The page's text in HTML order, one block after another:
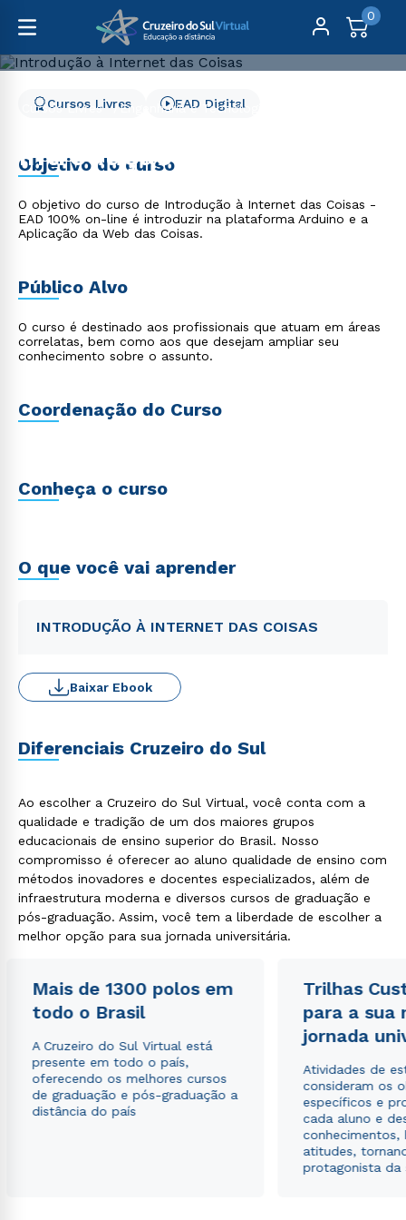
0
Cursos Livres
Engenharia e Tecnologia
Introdução à Internet das
Coisas
Cursos Livres EAD Digital
Objetivo do curso
O objetivo do curso de Introdução à Internet das Coisas -
EAD 100% on-line é introduzir na plataforma Arduino e a
Aplicação da Web das Coisas.
Público Alvo
O curso é destinado aos profissionais que atuam em áreas
correlatas, bem como aos que desejam ampliar seu
conhecimento sobre o assunto.
Coordenação do Curso
Conheça o curso
O que você vai aprender
INTRODUÇÃO À INTERNET DAS COISAS
Baixar Ebook
Diferenciais Cruzeiro do Sul
Ao escolher a Cruzeiro do Sul Virtual, você conta com a
qualidade e tradição de um dos maiores grupos
educacionais de ensino superior do Brasil. Nosso
compromisso é oferecer ao aluno qualidade de ensino com
métodos inovadores e docentes especializados, além de
infraestrutura moderna e diversos cursos de graduação e
pós-graduação. Assim, você tem a liberdade de escolher a
melhor opção para sua jornada universitária.
Mais de 1300 polos em
todo o Brasil
A Cruzeiro do Sul Virtual está
presente em todo o país,
oferecendo os melhores cursos
de graduação e pós-graduação a
distância do país
Trilhas
para a sua
jornada
Atividades de
consideram os
específicos e
cada aluno e
conhecimentos,
atitudes,
protagonista da